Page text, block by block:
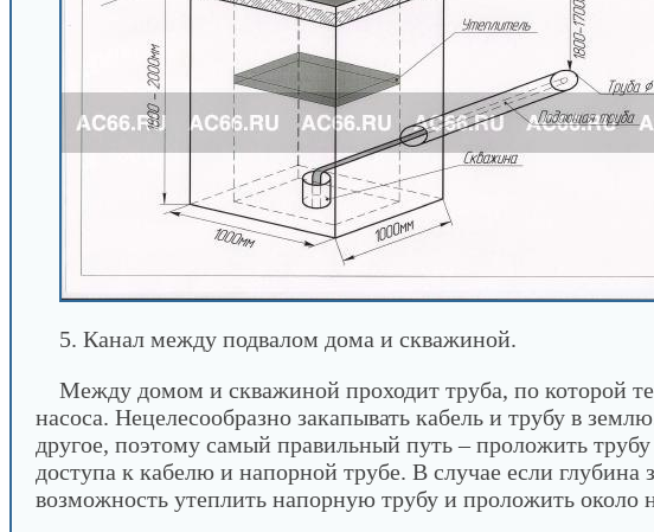
5. Канал между подвалом дома и скважиной.
Между домом и скважиной проходит труба, по которой
насоса. Нецелесообразно закапывать кабель и трубу в
другое, поэтому самый правильный путь – проложить
доступа к кабелю и напорной трубе. В случае если
возможность утеплить напорную трубу и проложить около